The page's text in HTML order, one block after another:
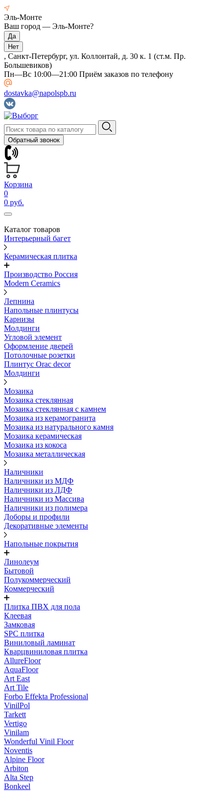
Эль-Монте
Ваш город — Эль-Монте?
, Санкт-Петербург, ул. Коллонтай, д. 30 к. 1 (ст.м. Пр.
Большевиков)
Пн—Вс 10:00—21:00 Приём заказов по телефону
dostavka@napolspb.ru
Обратный звонок
Корзина
0
0 руб.
Каталог товаров
Интерьерный багет
Керамическая плитка
Производство Россия
Modern Ceramics
Лепнина
Напольные плинтусы
Карнизы
Молдинги
Угловой элемент
Оформление дверей
Потолочные розетки
Плинтус Orac decor
Молдинги
Мозаика
Мозаика стеклянная
Мозаика стеклянная с камнем
Мозаика из керамогранита
Мозаика из натурального камня
Мозаика керамическая
Мозаика из кокоса
Мозаика металлическая
Наличники
Наличники из МДФ
Наличники из ЛДФ
Наличники из Массива
Наличники из полимера
Доборы и профили
Декоративные элементы
Напольные покрытия
Линолеум
Бытовой
Полукоммерческий
Коммерческий
Плитка ПВХ для пола
Клеевая
Замковая
SPC плитка
Виниловый ламинат
Кварцвиниловая плитка
AllureFloor
AquaFloor
Art East
Art Tile
Forbo Effekta Professional
VinilPol
Tarkett
Vertigo
Vinilam
Wonderful Vinil Floor
Noventis
Alpine Floor
Arbiton
Alta Step
Bonkeel